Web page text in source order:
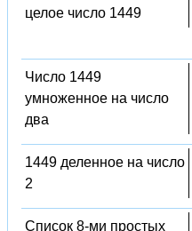
целое число 1449
Число 1449
умноженное на число
два
1449 деленное на число
2
Список 8-ми простых